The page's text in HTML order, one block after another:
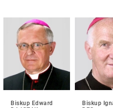
Biskup Edward
Biskup